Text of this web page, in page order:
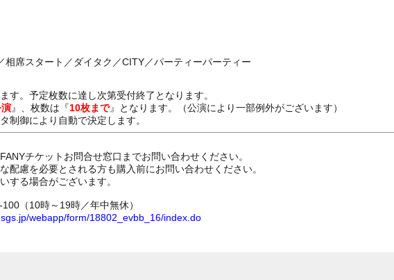
席スタート／ダイタク／CITY／パーティーパーティー
す。予定枚数に達し次第受付終了となります。
』、枚数は『10枚まで』となります。（公演により一部例外がございます）
制御により自動で決定します。
チケットお問合せ窓口までお問い合わせください。
配慮を必要とされる方も購入前にお問い合わせください。
する場合がございます。
（10時～19時／年中無休）
webapp/form/18802_evbb_16/index.do